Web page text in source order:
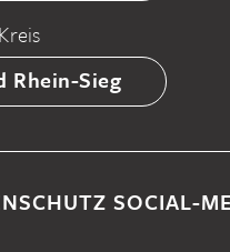
Rhein-Sieg
SOCIAL-